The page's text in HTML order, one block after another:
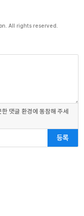
All rights reserved.
댓글 환경에 동참해 주세
등록